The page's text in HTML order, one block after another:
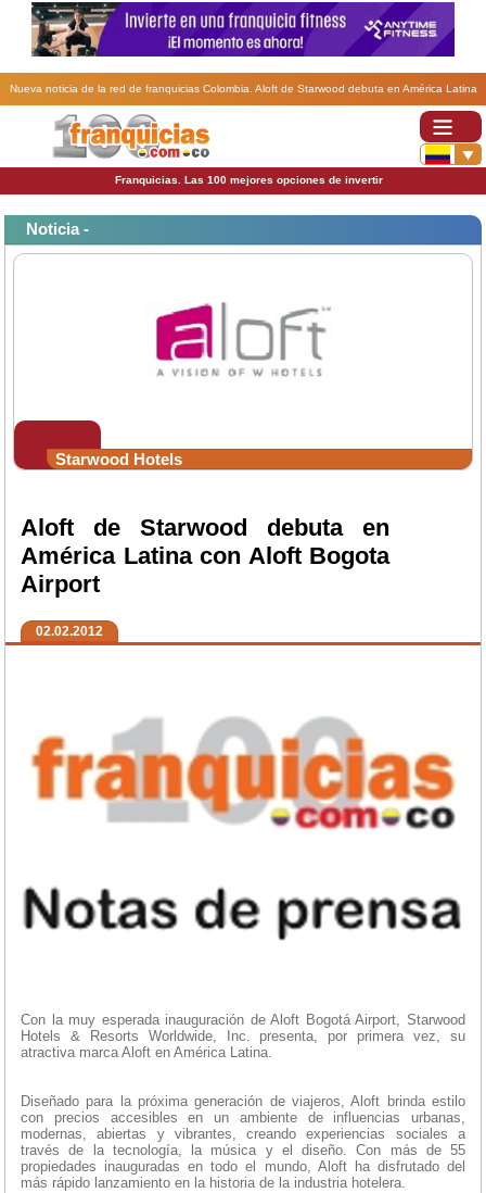
Nueva noticia de la red de franquicias Colombia. Aloft de Starwood debuta en América Latina
Franquicias. Las 100 mejores opciones de invertir
Noticia -
Starwood Hotels
Aloft de Starwood debuta en
América Latina con Aloft Bogota
Airport
02.02.2012
Con la muy esperada inauguración de Aloft Bogotá Airport, Starwood
Hotels & Resorts Worldwide, Inc. presenta, por primera vez, su
atractiva marca Aloft en América Latina.
Diseñado para la próxima generación de viajeros, Aloft brinda estilo
con precios accesibles en un ambiente de influencias urbanas,
modernas, abiertas y vibrantes, creando experiencias sociales a
través de la tecnología, la música y el diseño. Con más de 55
propiedades inauguradas en todo el mundo, Aloft ha disfrutado del
más rápido lanzamiento en la historia de la industria hotelera.